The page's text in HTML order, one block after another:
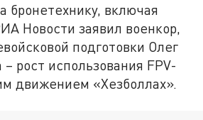
бронетехнику, включая
Новости заявил военкор,
подготовки Олег
рост использования FPV-
движением «Хезболлах».